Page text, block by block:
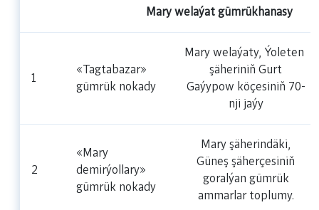
Mary welaýat gümrükhanasy
1
«Tagtabazar»
gümrük nokady
Mary welaýaty, Ýoleten
şäheriniň Gurt
Gaýypow köçesiniň 70-
nji jaýy
2
«Mary
demirýollary»
gümrük nokady
Mary şäherindäki,
Güneş şäherçesiniň
goralýan gümrük
ammarlar toplumy.